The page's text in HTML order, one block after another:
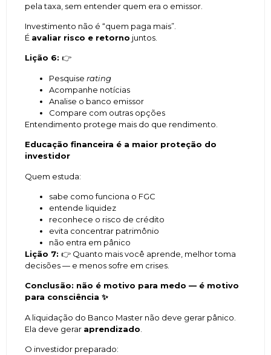
pela taxa, sem entender quem era o emissor.
Investimento não é “quem paga mais”.
É avaliar risco e retorno juntos.
Lição 6: 👉
Pesquise rating
Acompanhe notícias
Analise o banco emissor
Compare com outras opções
Entendimento protege mais do que rendimento.
Educação financeira é a maior proteção do
investidor
Quem estuda:
sabe como funciona o FGC
entende liquidez
reconhece o risco de crédito
evita concentrar patrimônio
não entra em pânico
Lição 7: 👉 Quanto mais você aprende, melhor toma
decisões — e menos sofre em crises.
Conclusão: não é motivo para medo — é motivo
para consciência ✨
A liquidação do Banco Master não deve gerar pânico.
Ela deve gerar aprendizado
O investidor preparado: